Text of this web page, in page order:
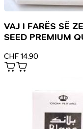
VAJ I FARËS SË
SEED PREMIUM
CHF 14.90